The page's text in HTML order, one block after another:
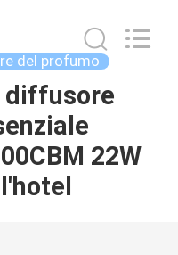
del profumo
diffusore
22W